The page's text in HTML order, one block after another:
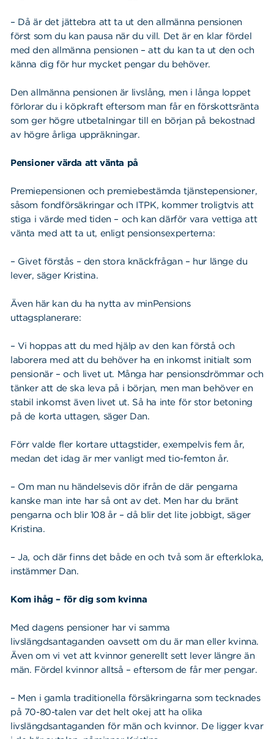
– Då är det jättebra att ta ut den allmänna pensionen
först som du kan pausa när du vill. Det är en klar fördel
med den allmänna pensionen – att du kan ta ut den och
känna dig för hur mycket pengar du behöver.
Den allmänna pensionen är livslång, men i långa loppet
förlorar du i köpkraft eftersom man får en förskottsränta
som ger högre utbetalningar till en början på bekostnad
av högre årliga uppräkningar.
Pensioner värda att vänta på
Premiepensionen och premiebestämda tjänstepensioner,
såsom fondförsäkringar och ITPK, kommer troligtvis att
stiga i värde med tiden – och kan därför vara vettiga att
vänta med att ta ut, enligt pensionsexperterna:
– Givet förstås – den stora knäckfrågan – hur länge du
lever, säger Kristina.
Även här kan du ha nytta av minPensions
uttagsplanerare:
– Vi hoppas att du med hjälp av den kan förstå och
laborera med att du behöver ha en inkomst initialt som
pensionär – och livet ut. Många har pensionsdrömmar och
tänker att de ska leva på i början, men man behöver en
stabil inkomst även livet ut. Så ha inte för stor betoning
på de korta uttagen, säger Dan.
Förr valde fler kortare uttagstider, exempelvis fem år,
medan det idag är mer vanligt med tio-femton år.
– Om man nu händelsevis dör ifrån de där pengarna
kanske man inte har så ont av det. Men har du bränt
pengarna och blir 108 år – då blir det lite jobbigt, säger
Kristina.
– Ja, och där finns det både en och två som är efterkloka,
instämmer Dan.
Kom ihåg – för dig som kvinna
Med dagens pensioner har vi samma
livslängdsantaganden oavsett om du är man eller kvinna.
Även om vi vet att kvinnor generellt sett lever längre än
män. Fördel kvinnor alltså – eftersom de får mer pengar.
– Men i gamla traditionella försäkringarna som tecknades
på 70-80-talen var det helt okej att ha olika
livslängdsantaganden för män och kvinnor. De ligger kvar
efter: